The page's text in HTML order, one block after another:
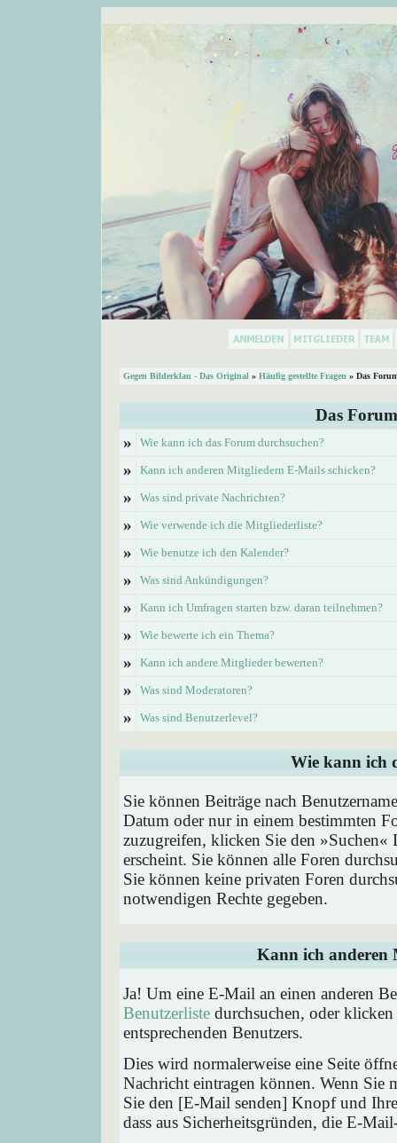
Gegen Bilderklau - Das Original » Häufig gestellte Fragen » Das
Das
»
Wie kann ich das Forum durchsuchen?
» Kann ich anderen Mitgliedern E-Mails schicken?
» Was sind private Nachrichten?
» Wie verwende ich die Mitgliederliste?
» Wie benutze ich den Kalender?
» Was sind Ankündigungen?
» Kann ich Umfragen starten bzw. daran teilnehmen?
» Wie bewerte ich ein Thema?
» Kann ich andere Mitglieder bewerten?
» Was sind Moderatoren?
» Was sind Benutzerlevel?
Wie kann ich
Sie können Beiträge nach
Datum oder nur in einem bestimmten
zuzugreifen, klicken Sie den »Suchen«
erscheint. Sie können alle Foren
Sie können keine privaten Foren
notwendigen Rechte gegeben.
Kann ich anderen
Ja! Um eine E-Mail an einen anderen
Benutzerliste durchsuchen, oder
entsprechenden Benutzers.
Dies wird normalerweise eine Seite
Nachricht eintragen können. Wenn
Sie den [E-Mail senden] Knopf und
dass aus Sicherheitsgründen, die E-